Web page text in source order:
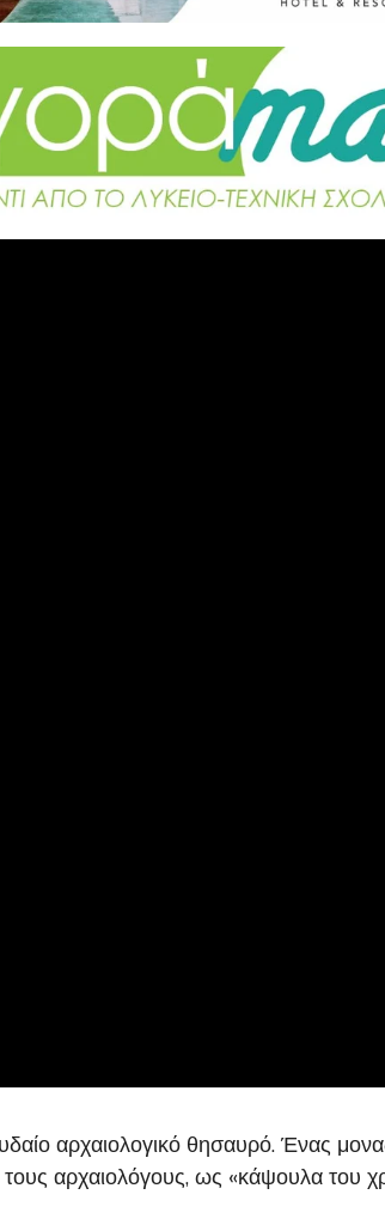
αρχαιολογικό θησαυρό. Ένας
αρχαιολόγους, ως «κάψουλα του